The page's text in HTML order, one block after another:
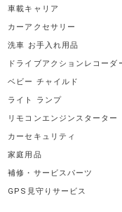
車載キャリア
カーアクセサリー
洗車 お手入れ用品
ドライブアクションレコーダ
ベビー チャイルド
ライト ランプ
リモコンエンジンスターター
カーセキュリティ
家庭用品
補修・サービスパーツ
GPS見守りサービス